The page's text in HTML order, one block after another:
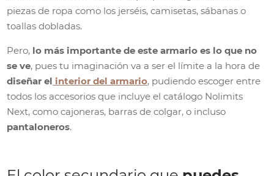
piezas de ropa como los jerséis, camisetas, sábanas o
toallas dobladas.
Pero, lo más importante de este armario es lo que no
se ve, pues tu imaginación va a ser el límite a la hora de
diseñar el interior del armario, pudiendo escoger entre
todos los accesorios que incluye el catálogo Nolimits
Next, como cajoneras, barras de colgar, o incluso
pantaloneros.